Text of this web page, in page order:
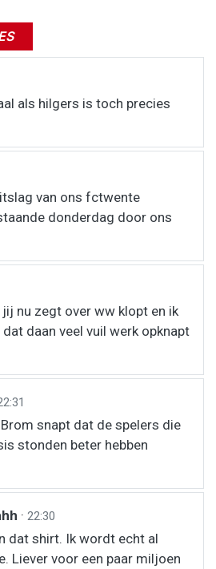
als hilgers is toch precies
van ons fctwente
donderdag door ons
nu zegt over ww klopt en ik
daan veel vuil werk opknapt
snapt dat de spelers die
stonden beter hebben
· 22:30
dat shirt. Ik wordt echt al
Liever voor een paar miljoen